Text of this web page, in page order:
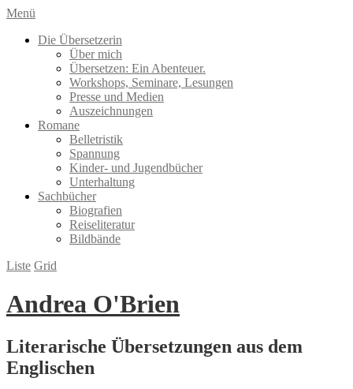
Menü
Die Übersetzerin
Über mich
Übersetzen: Ein Abenteuer.
Workshops, Seminare, Lesungen
Presse und Medien
Auszeichnungen
Romane
Belletristik
Spannung
Kinder- und Jugendbücher
Unterhaltung
Sachbücher
Biografien
Reiseliteratur
Bildbände
Liste Grid
Andrea O'Brien
Literarische Übersetzungen aus dem
Englischen